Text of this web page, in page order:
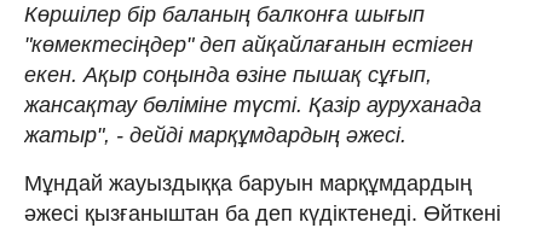
Көршілер бір баланың балконға шығып
"көмектесіңдер" деп айқайлағанын естіген
екен. Ақыр соңында өзіне пышақ сұғып,
жансақтау бөліміне түсті. Қазір ауруханада
жатыр", - дейді марқұмдардың әжесі.
Мұндай жауыздыққа баруын марқұмдардың
әжесі қызғаныштан ба деп күдіктенеді. Өйткені